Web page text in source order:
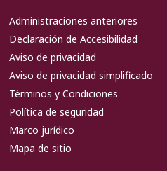
Administraciones anteriores
Declaración de Accesibilidad
Aviso de privacidad
Aviso de privacidad simplificado
Términos y Condiciones
Política de seguridad
Marco jurídico
Mapa de sitio